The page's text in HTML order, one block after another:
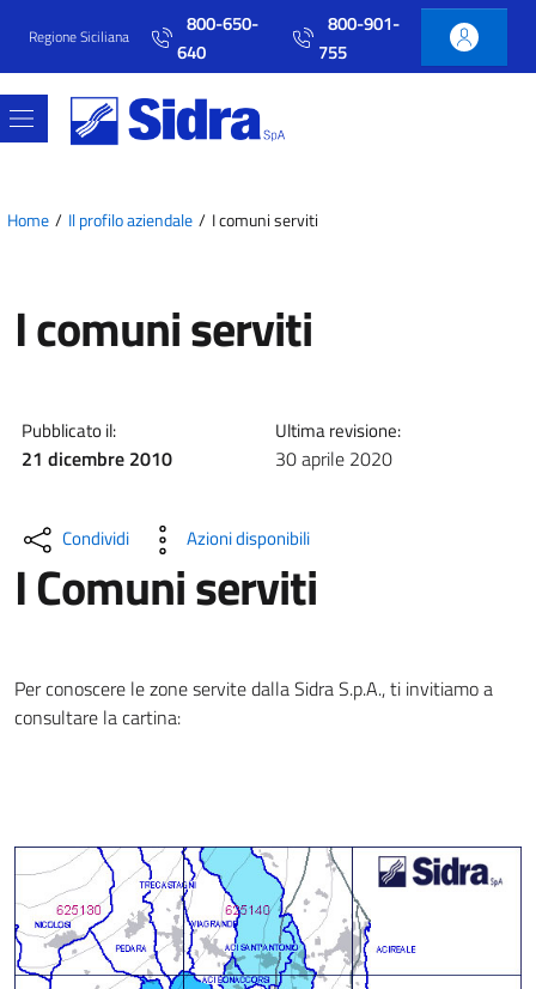
Vai al contenuto principale
Vai al menu principale
Regione Siciliana
800-650-
640
800-901-
755
Home Il profilo aziendale I comuni serviti
I comuni serviti
Pubblicato il:
21 dicembre 2010
Ultima revisione:
30 aprile 2020
Condividi Azioni disponibili
I Comuni serviti
Per conoscere le zone servite dalla Sidra S.p.A., ti invitiamo a
consultare la cartina: